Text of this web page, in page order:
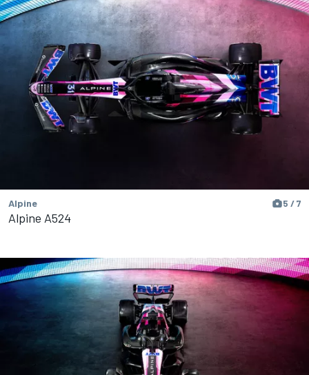
Alpine 5 / 7
Alpine A524